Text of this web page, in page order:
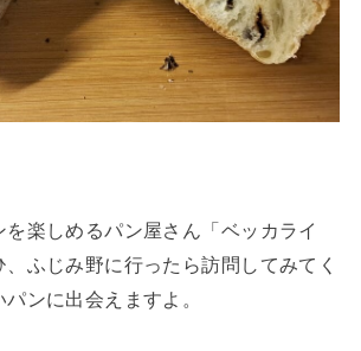
楽しめるパン屋さん「ベッカライ
ふじみ野に行ったら訪問してみてく
ンに出会えますよ。